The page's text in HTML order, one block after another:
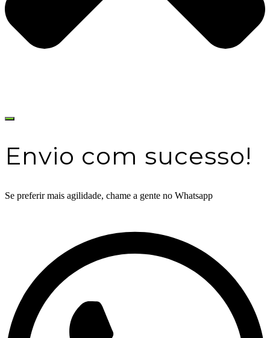
Envio com sucesso!
Se preferir mais agilidade, chame a gente no Whatsapp